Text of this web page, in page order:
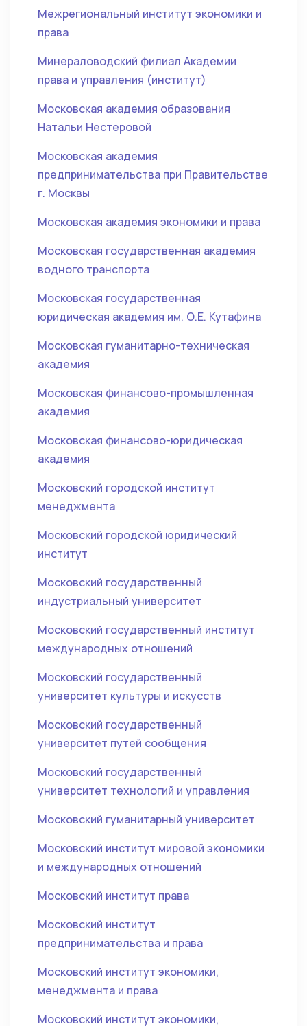
Межрегиональный институт экономики и
права
Минераловодский филиал Академии
права и управления (институт)
Московская академия образования
Натальи Нестеровой
Московская академия
предпринимательства при Правительстве
г. Москвы
Московская академия экономики и права
Московская государственная академия
водного транспорта
Московская государственная
юридическая академия им. О.Е. Кутафина
Московская гуманитарно-техническая
академия
Московская финансово-промышленная
академия
Московская финансово-юридическая
академия
Московский городской институт
менеджмента
Московский городской юридический
институт
Московский государственный
индустриальный университет
Московский государственный институт
международных отношений
Московский государственный
университет культуры и искусств
Московский государственный
университет путей сообщения
Московский государственный
университет технологий и управления
Московский гуманитарный университет
Московский институт мировой экономики
и международных отношений
Московский институт права
Московский институт
предпринимательства и права
Московский институт экономики,
менеджмента и права
Московский институт экономики,